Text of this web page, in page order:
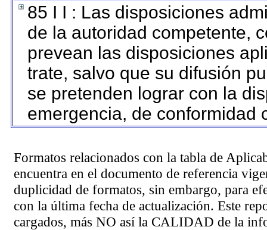
85 I I : Las disposiciones
de la autoridad competente,
prevean las disposiciones
trate, salvo que su difusión
se pretenden lograr con la
emergencia, de conformidad
Formatos relacionados con la tabla de
encuentra en el documento de referencia
duplicidad de formatos, sin embargo, para
con la última fecha de actualización. Este
cargados, más NO así la CALIDAD de la